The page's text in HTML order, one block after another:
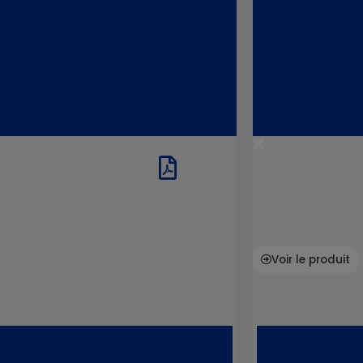
Voir le produit